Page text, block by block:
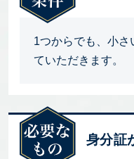
1つからでも、小
ていただきます。
身分証